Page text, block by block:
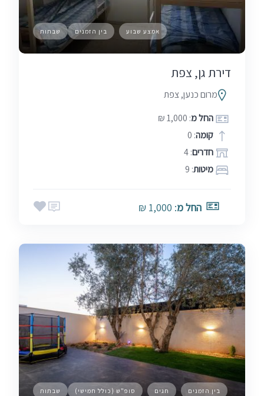
אמצע שבוע בין הזמנים שבתות
דירת גן, צפת
מרום כנען, צפת
החל מ: 1,000 ₪
קומה: 0
חדרים: 4
מיטות: 9
החל מ: 1,000 ₪
בין הזמנים חגים סופ"ש (כולל חמישי) שבתות